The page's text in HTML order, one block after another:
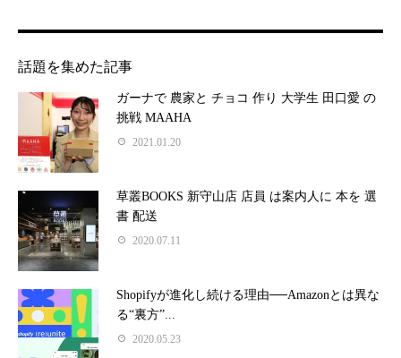
話題を集めた記事
ガーナで 農家と チョコ 作り 大学生 田口愛 の
挑戦 MAAHA
2021.01.20
草叢BOOKS 新守山店 店員 は案内人に 本を 選
書 配送
2020.07.11
Shopifyが進化し続ける理由──Amazonとは異な
る“裏方”...
2020.05.23